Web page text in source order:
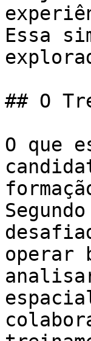
Essa
## O
O que
operar